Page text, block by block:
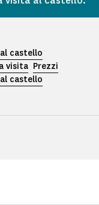
castello
visita Prezzi
castello